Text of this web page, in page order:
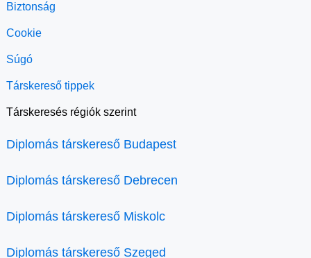
Biztonság
Cookie
Súgó
Társkereső tippek
Társkeresés régiók szerint
Diplomás társkereső Budapest
Diplomás társkereső Debrecen
Diplomás társkereső Miskolc
Diplomás társkereső Szeged